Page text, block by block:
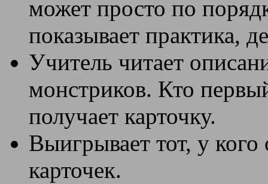
может просто по
показывает практика,
Учитель читает
монстриков. Кто
получает карточку.
Выигрывает тот, у кого
карточек.